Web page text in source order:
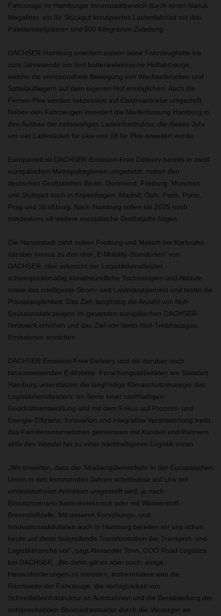
Fahrzeuge im Hamburger Innenstadtbereich durch einen Nanuk
Megaliner, ein für Stückgut konzipiertes Lastenfahrrad mit drei
Palettenstellplätzen und 500 Kilogramm Zuladung.
DACHSER Hamburg erweitert zudem seine Fahrzeugflotte bis
zum Jahresende um fünf batterieelektrische Hoffahrzeuge,
welche die emissionsfreie Bewegung von Wechselbrücken und
Sattelaufliegern auf dem eigenen Hof ermöglichen. Auch die
Firmen-Pkw werden sukzessive auf Elektroantriebe umgestellt.
Neben den Fahrzeugen investiert die Niederlassung Hamburg in
den Ausbau der notwendigen Ladeinfrastruktur, die dieses Jahr
um vier Ladesäulen für Lkw und 18 für Pkw erweitert wurde.
Europaweit ist DACHSER Emission-Free Delivery bereits in zwölf
europäischen Metropolregionen umgesetzt: neben den
deutschen Großstädten Berlin, Dortmund, Freiburg, München
und Stuttgart auch in Kopenhagen, Madrid, Oslo, Paris, Porto,
Prag und Straßburg. Nach Hamburg sollen bis 2025 noch
mindestens elf weitere europäische Großstädte folgen.
Die Hansestadt zählt neben Freiburg und Malsch bei Karlsruhe
darüber hinaus zu den drei „E-Mobility-Standorten“ von
DACHSER. Hier erforscht der Logistikdienstleister
schwerpunktmäßig klimafreundliche Technologien und Abläufe
sowie das intelligente Strom- und Lastmanagement und testet die
Praxistauglichkeit. Das Ziel: langfristig die Anzahl von Null-
Emissionsfahrzeugen im gesamten europäischen DACHSER-
Netzwerk erhöhen und das Ziel von Netto-Null-Treibhausgas-
Emissionen erreichen.
DACHSER Emission-Free Delivery und die darüber noch
hinausweisenden E-Mobility- Forschungsaktivitäten am Standort
Hamburg unterstützen die langfristige Klimaschutzstrategie des
Logistikdienstleisters. Im Sinne einer nachhaltigen
Geschäftsentwicklung und mit dem Fokus auf Prozess- und
Energie-Effizienz, Innovation und integrative Verantwortung treibt
das Familienunternehmen gemeinsam mit Kunden und Partnern
aktiv den Wandel hin zu einer nachhaltigeren Logistik voran.
„Wir erwarten, dass der Straßengüterverkehr in der Europäischen
Union in den kommenden Jahren schrittweise auf Lkw mit
emissionsfreien Antrieben umgestellt wird, je nach
Einsatzszenario batterieelektrisch oder mit Wasserstoff-
Brennstoffzelle. Mit unseren Forschungs- und
Innovationsaktivitäten auch in Hamburg bereiten wir uns schon
heute auf diese tiefgreifende Transformation der Transport- und
Logistikbranche vor“, sagt Alexander Tonn, COO Road Logistics
bei DACHSER. „Bis dahin gilt es aber noch, einige
Herausforderungen zu meistern, insbesondere was die
Reichweite der Fahrzeuge, die Verfügbarkeit von
Schnellladeinfrastruktur an Autobahnen und die Bereitstellung der
entsprechenden Strominfrastruktur durch die Versorger an